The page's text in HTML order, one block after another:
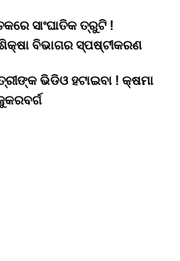
ସାଂଘାତିକ ତ୍ରୁଟି !
ବିଭାଗର ସ୍ପଷ୍ଟୀକରଣ
ଭିଡିଓ ହଟାଇବା ! କ୍ଷମା